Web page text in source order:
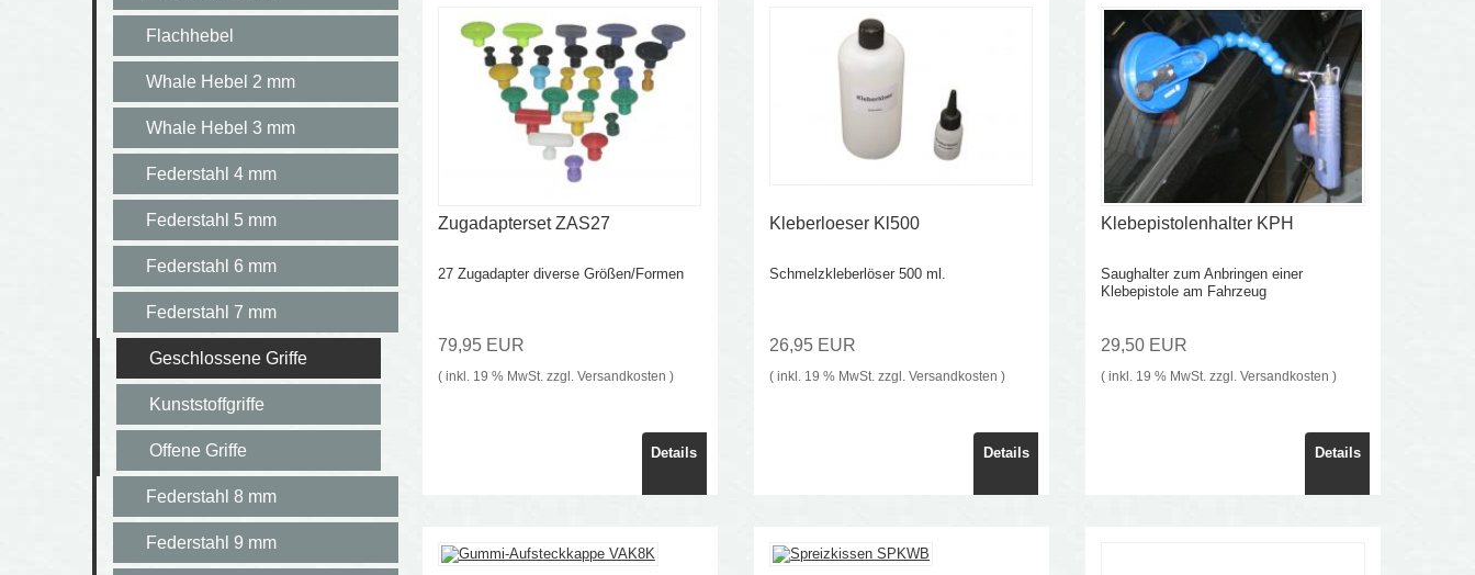
Flachhebel
Whale Hebel 2 mm
Whale Hebel 3 mm
Federstahl 4 mm
Federstahl 5 mm
Federstahl 6 mm
Federstahl 7 mm
Geschlossene Griffe
Kunststoffgriffe
Offene Griffe
Federstahl 8 mm
Federstahl 9 mm
Zugadapterset ZAS27
27 Zugadapter diverse Größen/Formen
79,95 EUR
( inkl. 19 % MwSt. zzgl. Versandkosten )
Details
Kleberloeser Kl500
Schmelzkleberlöser 500 ml.
26,95 EUR
( inkl. 19 % MwSt. zzgl.Versandkosten )
Details
Klebepistolenhalter KPH
Saughalter zum Anbringen einer
Klebepistole am Fahrzeug
29,50 EUR
( inkl. 19 % MwSt. zzgl.Versandkosten )
Details